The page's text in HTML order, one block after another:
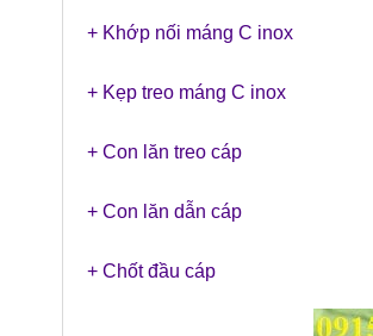
+ Khớp nối máng C inox
+ Kẹp treo máng C inox
+ Con lăn treo cáp
+ Con lăn dẫn cáp
+ Chốt đầu cáp